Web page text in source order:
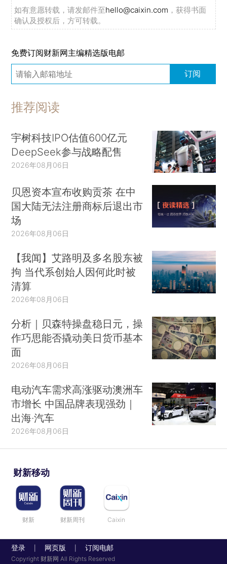
如有意愿转载，请发邮件至hello@caixin.com ，获得书面
确认及授权后，方可转载。
免费订阅财新网主编精选版电邮
订阅
推荐阅读
宇树科技IPO估值600亿元
DeepSeek参与战略配售
2026年08月06日
贝恩资本宣布收购贡茶 在中
国大陆无法注册商标后退出市
场
2026年08月06日
【我闻】艾路明及多名股东被
拘 当代系创始人因何此时被
清算
2026年08月06日
分析｜贝森特操盘稳日元，操
作巧思能否撬动美日货币基本
面
2026年08月06日
电动汽车需求高涨驱动澳洲车
市增长 中国品牌表现强劲｜
出海·汽车
2026年08月06日
财新移动
财新 财新周刊 Caixin
登录 网页版 订阅电邮
Copyright 财新网 All Rights Reserved